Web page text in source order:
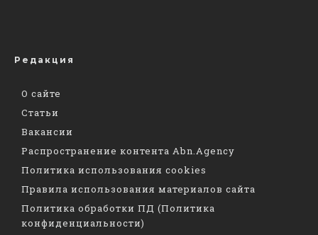
Редакция
О сайте
Статьи
Вакансии
Распространение контента Abn.Agency
Политика использования cookies
Правила использования материалов сайта
Политика обработки ПД (Политика
конфиденциальности)